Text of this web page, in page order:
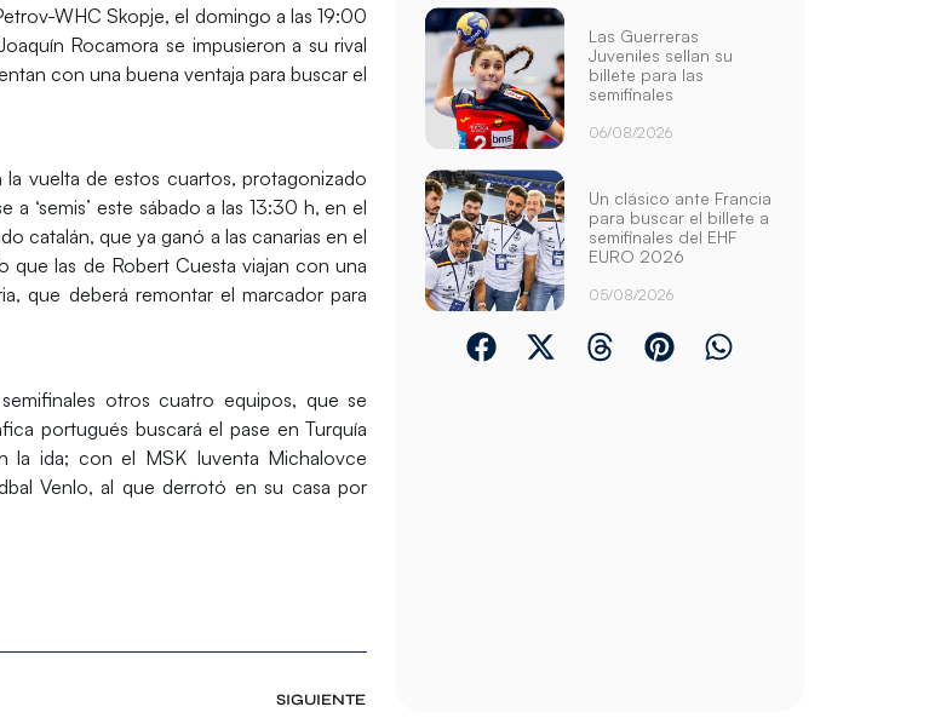
WHC Skopje, el domingo a las 19:00
Rocamora se impusieron a su rival
con una buena ventaja para buscar el
la vuelta de estos cuartos, protagonizado
a ‘semis’ este sábado a las 13:30 h, en el
catalán, que ya ganó a las canarias en el
que las de Robert Cuesta viajan con una
que deberá remontar el marcador para
semifinales otros cuatro equipos, que se
portugués buscará el pase enTurquía
la ida; con el MSK Iuventa Michalovce
Venlo, al que derrotó en su casa por
SIGUIENTE
Las Guerreras
Juveniles sellan su
billete para las
semifinales
06/08/2026
Un clásico ante Francia
para buscar el billete a
semifinales del EHF
EURO 2026
05/08/2026